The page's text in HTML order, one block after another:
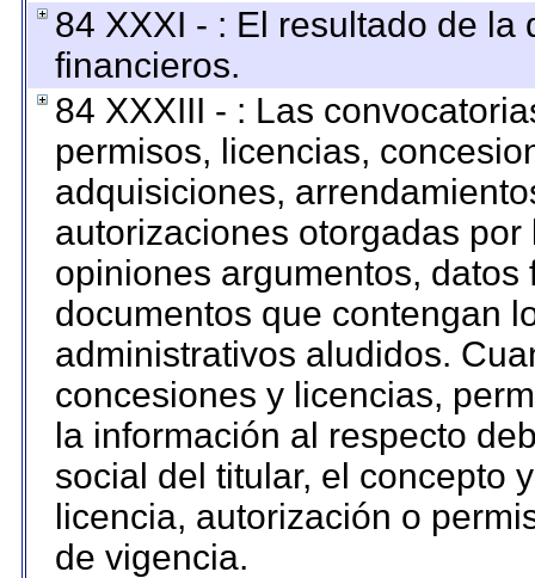
84 XXXI - : El resultado de
financieros.
84 XXXIII - : Las
permisos, licencias,
adquisiciones,
autorizaciones otorgadas
opiniones argumentos,
documentos que contengan
administrativos aludidos.
concesiones y licencias,
la información al respecto
social del titular, el concepto
licencia, autorización o
de vigencia.